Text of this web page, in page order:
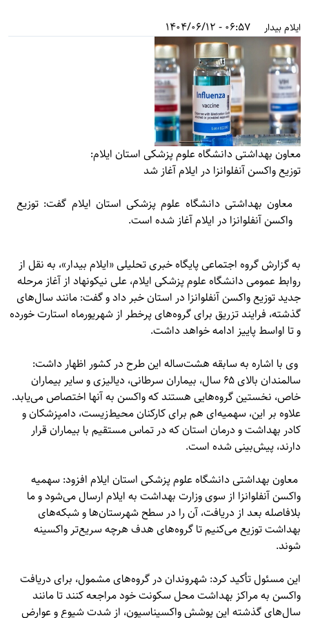
ایلام بیدار 06:57 - 1404/06/12
معاون بهداشتی دانشگاه علوم پزشکی استان ایلام:
توزیع واکسن آنفلوانزا در ایلام آغاز شد
معاون بهداشتی دانشگاه علوم پزشکی استان ایلام گفت: توزیع
واکسن آنفلوانزا در ایلام آغاز شده است.
به گزارش گروه اجتماعی پایگاه خبری تحلیلی «ایلام بیدار»، به نقل از
روابط عمومی دانشگاه علوم پزشکی ایلام، علی نیکونهاد از آغاز مرحله
جدید توزیع واکسن آنفلوانزا در استان خبر داد و گفت: مانند سال‌های
گذشته، فرایند تزریق برای گروه‌های پرخطر از شهریورماه استارت خورده
و تا اواسط پاییز ادامه خواهد داشت.
وی با اشاره به سابقه هشت‌ساله این طرح در کشور اظهار داشت:
سالمندان بالای ۶۵ سال، بیماران سرطانی، دیالیزی و سایر بیماران
خاص، نخستین گروه‌هایی هستند که واکسن به آنها اختصاص می‌یابد.
علاوه بر این، سهمیه‌ای هم برای کارکنان محیط‌زیست، دامپزشکان و
کادر بهداشت و درمان استان که در تماس مستقیم با بیماران قرار
دارند، پیش‌بینی شده است.
معاون بهداشتی دانشگاه علوم پزشکی استان ایلام افزود: سهمیه
واکسن آنفلوانزا از سوی وزارت بهداشت به ایلام ارسال می‌شود و ما
بلافاصله بعد از دریافت، آن را در سطح شهرستان‌ها و شبکه‌های
بهداشت توزیع می‌کنیم تا گروه‌های هدف هرچه سریع‌تر واکسینه
شوند.
این مسئول تأکید کرد: شهروندان در گروه‌های مشمول، برای دریافت
واکسن به مراکز بهداشت محل سکونت خود مراجعه کنند تا مانند
سال‌های گذشته این پوشش واکسیناسیون، از شدت شیوع و عوارض